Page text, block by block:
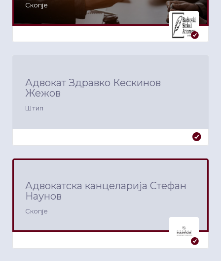
Скопје
Адвокат Здравко Кескинов
Жежов
Штип
Адвокатска канцеларија Стефан
Наунов
Скопје